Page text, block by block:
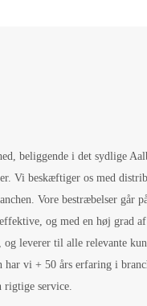
beliggende i det sydlige
Vi beskæftiger os med
Vore bestræbelser går
og med en høj grad
og leverer til alle relevante
har vi + 50 års erfaring i
rigtige service.